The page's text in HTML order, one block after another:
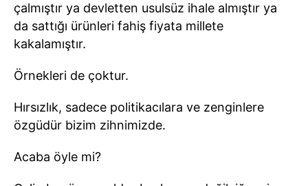
çalmıştır ya devletten usulsüz ihale almıştır ya
da sattığı ürünleri fahiş fiyata millete
kakalamıştır.
Örnekleri de çoktur.
Hırsızlık, sadece politikacılara ve zenginlere
özgüdür bizim zihnimizde.
Acaba öyle mi?